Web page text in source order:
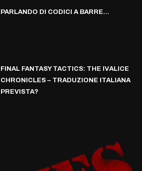
PARLANDO DI CODICI A BARRE…
FINAL FANTASY TACTICS: THE IVALICE
CHRONICLES – TRADUZIONE ITALIANA
PREVISTA?